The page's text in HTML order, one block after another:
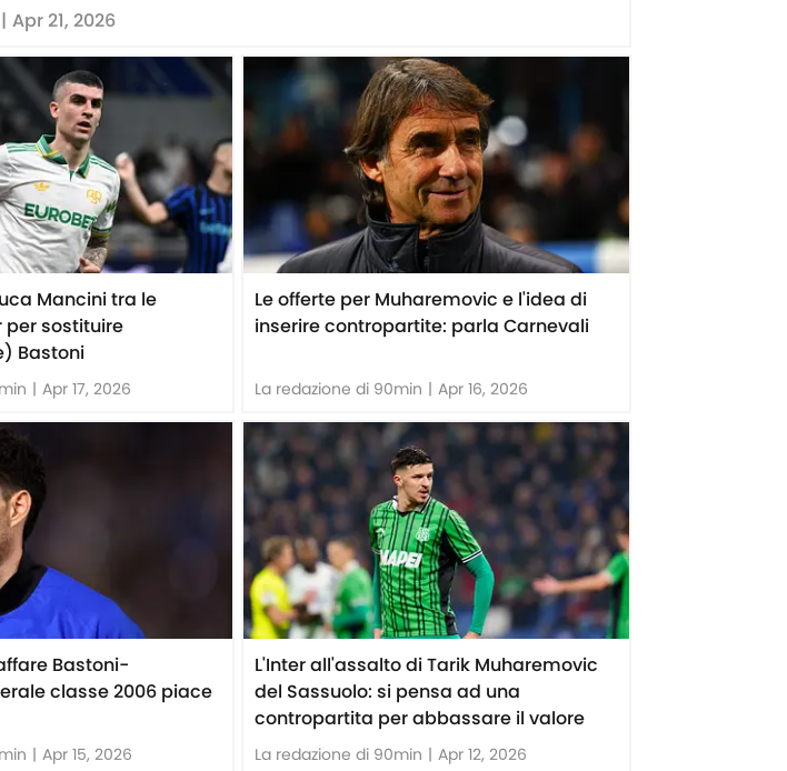
| Apr 21, 2026
Mancini tra le
per sostituire
Bastoni
| Apr 17, 2026
Le offerte per Muharemovic e l'idea di
inserire contropartite: parla Carnevali
La redazione di 90min | Apr 16, 2026
Bastoni-
classe 2006 piace
| Apr 15, 2026
L'Inter all'assalto di Tarik Muharemovic
del Sassuolo: si pensa ad una
contropartita per abbassare il valore
La redazione di 90min | Apr 12, 2026